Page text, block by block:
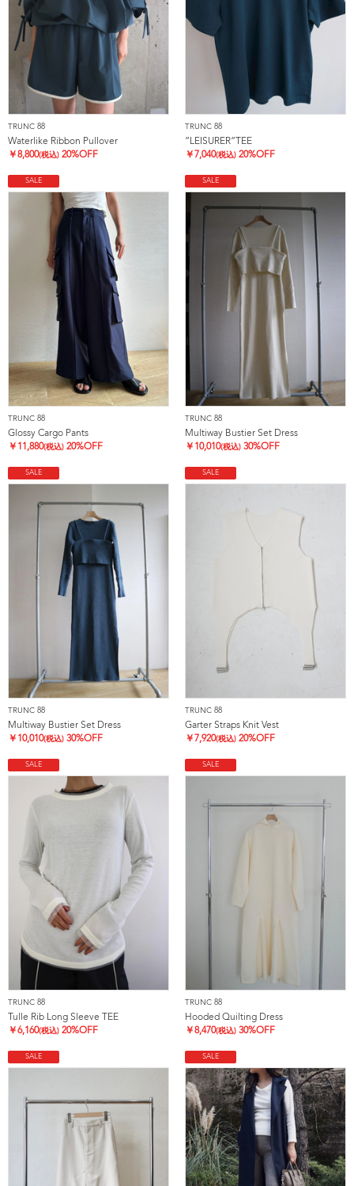
TRUNC 88
Waterlike Ribbon Pullover
￥8,800(税込) 20%OFF
TRUNC 88
”LEISURER”TEE
￥ 7,040(税込) 20%OFF
SALE
TRUNC 88
Glossy Cargo Pants
￥ 11,880(税込) 20%OFF
SALE
TRUNC 88
Multiway Bustier Set Dress
￥ 10,010(税込) 30%OFF
SALE
TRUNC 88
Multiway Bustier Set Dress
￥ 10,010(税込) 30%OFF
SALE
TRUNC 88
Garter Straps Knit Vest
￥ 7,920(税込) 20%OFF
SALE
TRUNC 88
Tulle Rib Long Sleeve TEE
￥6,160(税込) 20%OFF
SALE
TRUNC 88
Hooded Quilting Dress
￥8,470(税込) 30%OFF
SALE SALE